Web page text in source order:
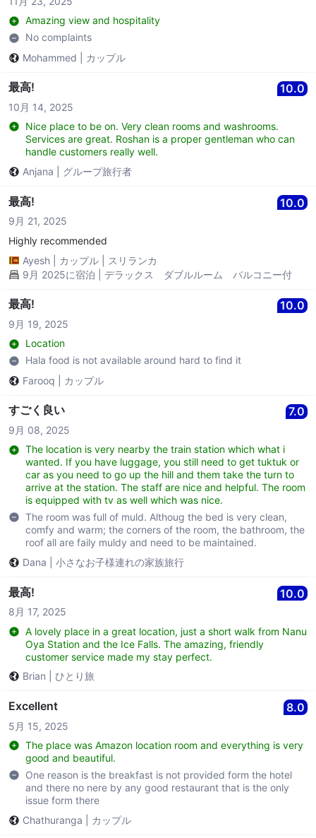
Amazing view and hospitality
No complaints
Mohammed
カップル
最高! 10.0
10月 14, 2025
Nice place to be on. Very clean rooms and washrooms.
Services are great. Roshan is a proper gentleman who can
handle customers really well.
Anjana
グループ旅行者
最高! 10.0
9月 21, 2025
Highly recommended
Ayesh
カップル
スリランカ
9月 2025に宿泊 | デラックス ダブルルーム バルコニー付
最高! 10.0
9月 19, 2025
Location
Hala food is not available around hard to find it
Farooq
カップル
すごく良い 7.0
9月 08, 2025
The location is very nearby the train station which what i
wanted. If you have luggage, you still need to get tuktuk or
car as you need to go up the hill and them take the turn to
arrive at the station. The staff are nice and helpful. The room
is equipped with tv as well which was nice.
The room was full of muld. Althoug the bed is very clean,
comfy and warm; the corners of the room, the bathroom, the
roof all are faily muldy and need to be maintained.
Dana
小さなお子様連れの家族旅行
最高! 10.0
8月 17, 2025
A lovely place in a great location, just a short walk from Nanu
Oya Station and the Ice Falls. The amazing, friendly
customer service made my stay perfect.
Brian
ひとり旅
Excellent 8.0
5月 15, 2025
The place was Amazon location room and everything is very
good and beautiful.
One reason is the breakfast is not provided form the hotel
and there no nere by any good restaurant that is the only
issue form there
Chathuranga
カップル